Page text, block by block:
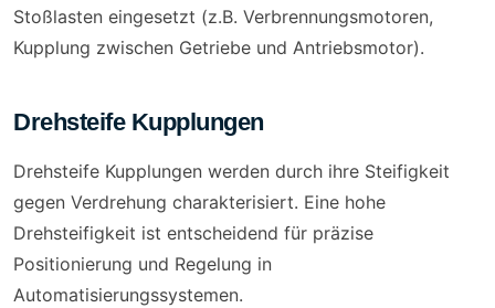
Stoßlasten eingesetzt (z.B. Verbrennungsmotoren,
Kupplung zwischen Getriebe und Antriebsmotor).
Drehsteife Kupplungen
Drehsteife Kupplungen werden durch ihre Steifigkeit
gegen Verdrehung charakterisiert. Eine hohe
Drehsteifigkeit ist entscheidend für präzise
Positionierung und Regelung in
Automatisierungssystemen.